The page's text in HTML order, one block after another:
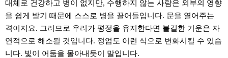
대체로 건강하고 병이 없지만, 수행하지 않는 사람은 외부의 영향
을 쉽게 받기 때문에 스스로 병을 끌어들입니다. 문을 열어주는
격이지요. 그러므로 우리가 평정을 유지한다면 불길한 기운은 자
연적으로 해소될 것입니다. 정업도 이런 식으로 변화시킬 수 있습
니다. 빛이 어둠을 몰아내듯이 말입니다.